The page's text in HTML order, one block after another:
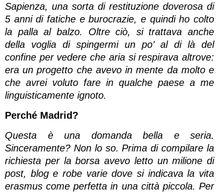
Sapienza, una sorta di restituzione doverosa di
5 anni di fatiche e burocrazie, e quindi ho colto
la palla al balzo. Oltre ciò, si trattava anche
della voglia di spingermi un po’ al di là del
confine per vedere che aria si respirava altrove:
era un progetto che avevo in mente da molto e
che avrei voluto fare in qualche paese a me
linguisticamente ignoto.
Perché Madrid?
Questa è una domanda bella e seria.
Sinceramente? Non lo so. Prima di compilare la
richiesta per la borsa avevo letto un milione di
post, blog e robe varie dove si indicava la vita
erasmus come perfetta in una città piccola. Per